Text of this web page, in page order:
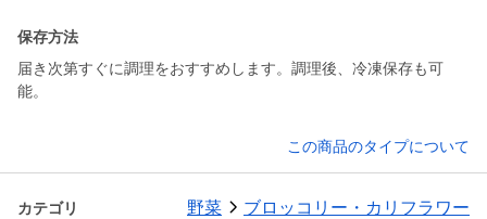
保存方法
届き次第すぐに調理をおすすめします。調理後、冷凍保存も可
能。
この商品のタイプについて
カテゴリ 野菜 ブロッコリー・カリフラワー